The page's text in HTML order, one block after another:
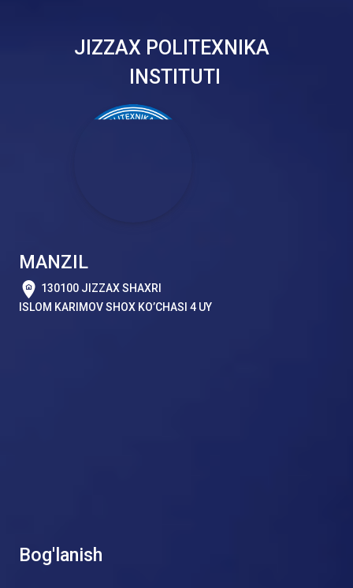
JIZZAX POLITEXNIKA
INSTITUTI
MANZIL
130100 JIZZAX SHAXRI
ISLOM KARIMOV SHOX KO’CHASI 4 UY
Bog'lanish